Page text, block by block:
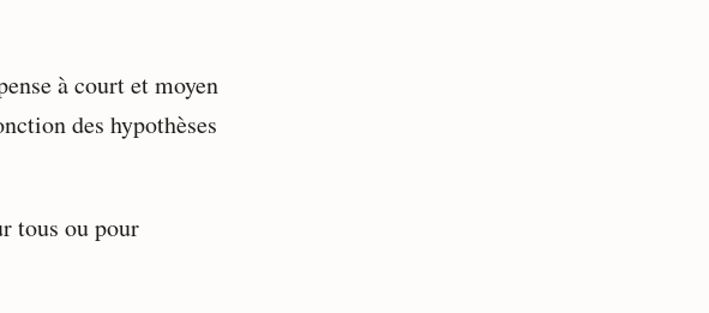
à court et moyen
des hypothèses
tous ou pour